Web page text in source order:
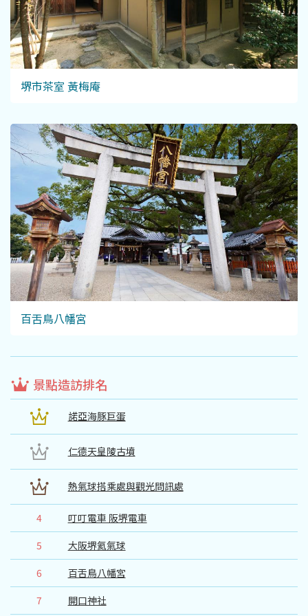
堺市茶室 黃梅庵
百舌鳥八幡宮
景點造訪排名
諾亞海豚巨蛋
仁德天皇陵古墳
熱氣球搭乘處與觀光問訊處
4
叮叮電車 阪堺電車
5
大阪堺氦氣球
6
百舌鳥八幡宮
7
開口神社